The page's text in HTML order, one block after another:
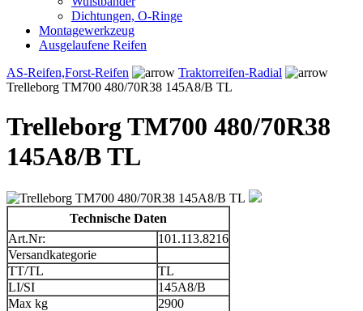
Dichtungen, O-Ringe
Montagewerkzeug
Ausgelaufene Reifen
AS-Reifen,Forst-Reifen
Traktorreifen-Radial
Trelleborg TM700 480/70R38 145A8/B TL
Trelleborg TM700 480/70R38
145A8/B TL
Technische Daten
Art.Nr:
101.113.8216
Versandkategorie
TT/TL
TL
LI/SI
145A8/B
Max kg
2900